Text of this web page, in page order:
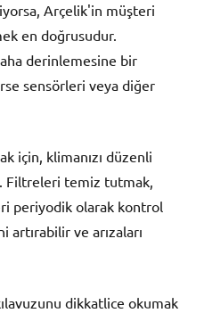
Arçelik'in müşteri
en doğrusudur.
derinlemesine bir
sensörleri veya diğer
için, klimanızı düzenli
Filtreleri temiz tutmak,
periyodik olarak kontrol
artırabilir ve arızaları
dikkatlice okumak